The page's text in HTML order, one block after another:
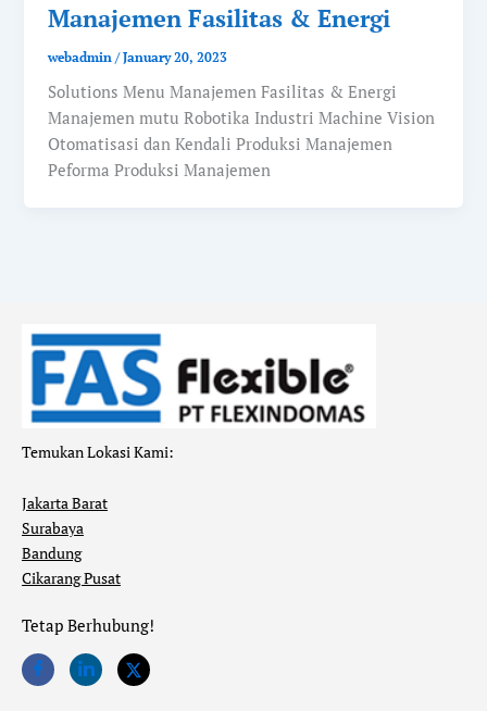
Manajemen Fasilitas & Energi
webadmin/January 20, 2023
Solutions Menu Manajemen Fasilitas & Energi
Manajemen mutu Robotika Industri Machine Vision
Otomatisasi dan Kendali Produksi Manajemen
Peforma Produksi Manajemen
Temukan Lokasi Kami:
Jakarta Barat
Surabaya
Bandung
Cikarang Pusat
Tetap Berhubung!